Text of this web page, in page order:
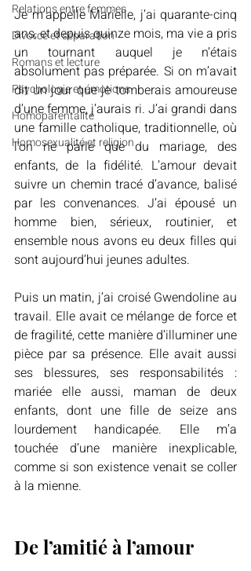
Relations entre femmes
Divorce et séparation
Romans et lecture
Psychologie et émotions
Homoparentalité
Homosexualité et religion
Je m’appelle Marielle, j’ai quarante-cinq
ans, et depuis quinze mois, ma vie a pris
un tournant auquel je n’étais
absolument pas préparée. Si on m’avait
dit un jour que je tomberais amoureuse
d’une femme, j’aurais ri. J’ai grandi dans
une famille catholique, traditionnelle, où
l’on ne parle que du mariage, des
enfants, de la fidélité. L’amour devait
suivre un chemin tracé d’avance, balisé
par les convenances. J’ai épousé un
homme bien, sérieux, routinier, et
ensemble nous avons eu deux filles qui
sont aujourd’hui jeunes adultes.
Puis un matin, j’ai croisé Gwendoline au
travail. Elle avait ce mélange de force et
de fragilité, cette manière d’illuminer une
pièce par sa présence. Elle avait aussi
ses blessures, ses responsabilités :
mariée elle aussi, maman de deux
enfants, dont une fille de seize ans
lourdement handicapée. Elle m’a
touchée d’une manière inexplicable,
comme si son existence venait se coller
à la mienne.
De l’amitié à l’amour